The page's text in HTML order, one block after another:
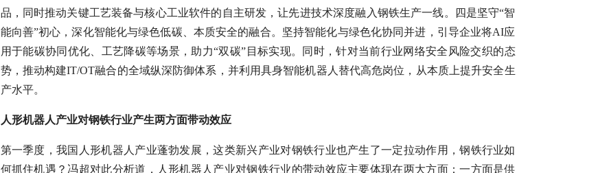
品，同时推动关键工艺装备与核心工业软件的自主研发，让先进技术深度融入钢铁生产一线。四是坚守“智
能向善”初心，深化智能化与绿色低碳、本质安全的融合。坚持智能化与绿色化协同并进，引导企业将AI应
用于能碳协同优化、工艺降碳等场景，助力“双碳”目标实现。同时，针对当前行业网络安全风险交织的态
势，推动构建IT/OT融合的全域纵深防御体系，并利用具身智能机器人替代高危岗位，从本质上提升安全生
产水平。
人形机器人产业对钢铁行业产生两方面带动效应
第一季度，我国人形机器人产业蓬勃发展，这类新兴产业对钢铁行业也产生了一定拉动作用，钢铁行业如
何抓住机遇？冯超对此分析道，人形机器人产业对钢铁行业的带动效应主要体现在两大方面：一方面是供